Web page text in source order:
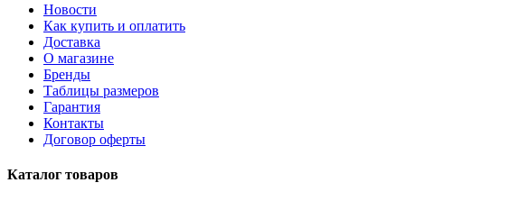
Новости
Как купить и оплатить
Доставка
О магазине
Бренды
Таблицы размеров
Гарантия
Контакты
Договор оферты
Каталог товаров